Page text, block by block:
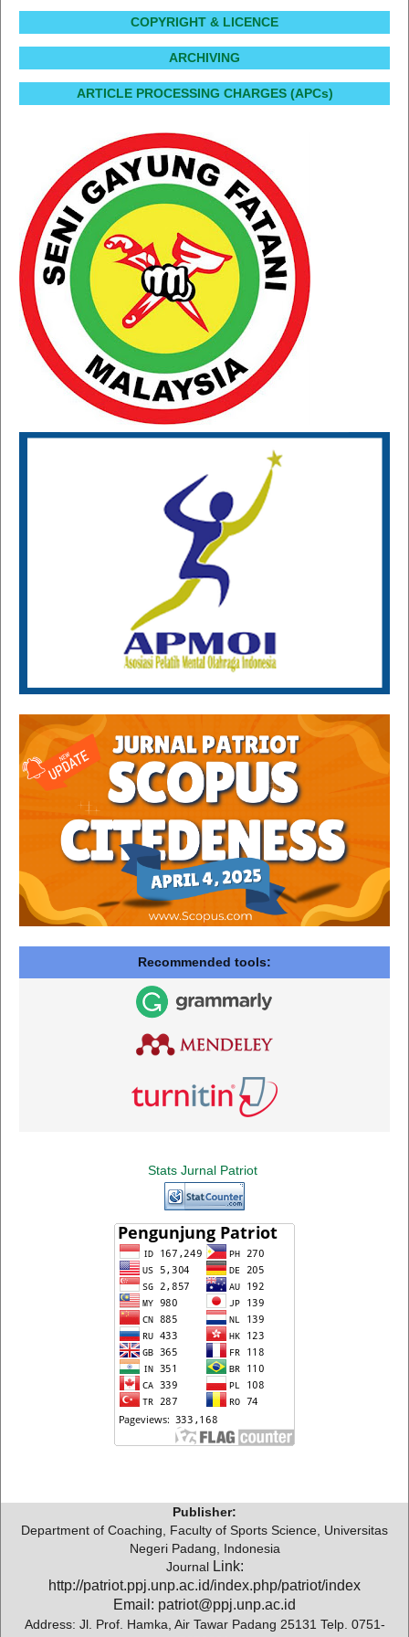
COPYRIGHT & LICENCE
ARCHIVING
ARTICLE PROCESSING CHARGES (APCs)
Recommended tools:
Stats Jurnal Patriot
Publisher:
Department of Coaching, Faculty of Sports Science, Universitas
Negeri Padang, Indonesia
Journal Link:
http://patriot.ppj.unp.ac.id/index.php/patriot/index
Email: patriot@ppj.unp.ac.id
Address: Jl. Prof. Hamka, Air Tawar Padang 25131 Telp. 0751-